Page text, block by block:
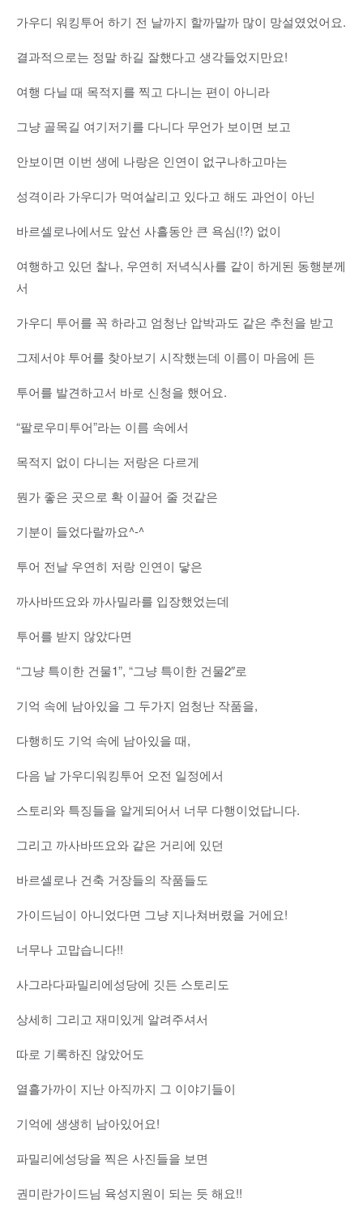
가우디 워킹투어 하기 전 날까지 할까말까 많이 망설였었어요.
결과적으로는 정말 하길 잘했다고 생각들었지만요!
여행 다닐 때 목적지를 찍고 다니는 편이 아니라
그냥 골목길 여기저기를 다니다 무언가 보이면 보고
안보이면 이번 생에 나랑은 인연이 없구나하고마는
성격이라 가우디가 먹여살리고 있다고 해도 과언이 아닌
바르셀로나에서도 앞선 사흘동안 큰 욕심(!?) 없이
여행하고 있던 찰나, 우연히 저녁식사를 같이 하게된 동행분께
서
가우디 투어를 꼭 하라고 엄청난 압박과도 같은 추천을 받고
그제서야 투어를 찾아보기 시작했는데 이름이 마음에 든
투어를 발견하고서 바로 신청을 했어요.
“팔로우미투어”라는 이름 속에서
목적지 없이 다니는 저랑은 다르게
뭔가 좋은 곳으로 확 이끌어 줄 것같은
기분이 들었다랄까요^-^
투어 전날 우연히 저랑 인연이 닿은
까사바뜨요와 까사밀라를 입장했었는데
투어를 받지 않았다면
“그냥 특이한 건물1”, “그냥 특이한 건물2″로
기억 속에 남아있을 그 두가지 엄청난 작품을,
다행히도 기억 속에 남아있을 때,
다음 날 가우디워킹투어 오전 일정에서
스토리와 특징들을 알게되어서 너무 다행이었답니다.
그리고 까사바뜨요와 같은 거리에 있던
바르셀로나 건축 거장들의 작품들도
가이드님이 아니었다면 그냥 지나쳐버렸을 거에요!
너무나 고맙습니다!!
사그라다파밀리에성당에 깃든 스토리도
상세히 그리고 재미있게 알려주셔서
따로 기록하진 않았어도
열흘가까이 지난 아직까지 그 이야기들이
기억에 생생히 남아있어요!
파밀리에성당을 찍은 사진들을 보면
권미란가이드님 육성지원이 되는 듯 해요!!